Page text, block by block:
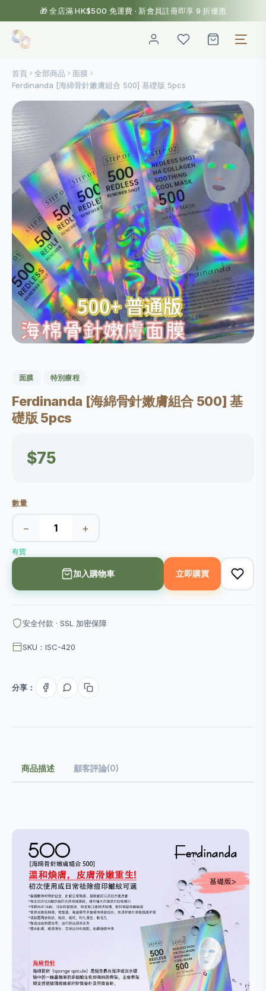
🎁 全店滿 HK$500 免運費 · 新會員註冊即享 9 折優惠
首頁 全部商品
面膜
Ferdinanda [海綿骨針嫩膚組合 500] 基礎版 5pcs
面膜 特別療程
Ferdinanda [海綿骨針嫩膚組合 500] 基
礎版 5pcs
$75
數量
− +
有貨
加入購物車 立即購買
安全付款 · SSL 加密保障
SKU：ISC-420
分享：
商品描述 顧客評論(0)